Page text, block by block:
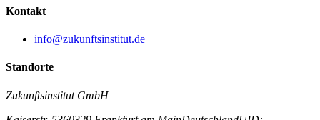
Kontakt
info@zukunftsinstitut.de
Standorte
Zukunftsinstitut GmbH